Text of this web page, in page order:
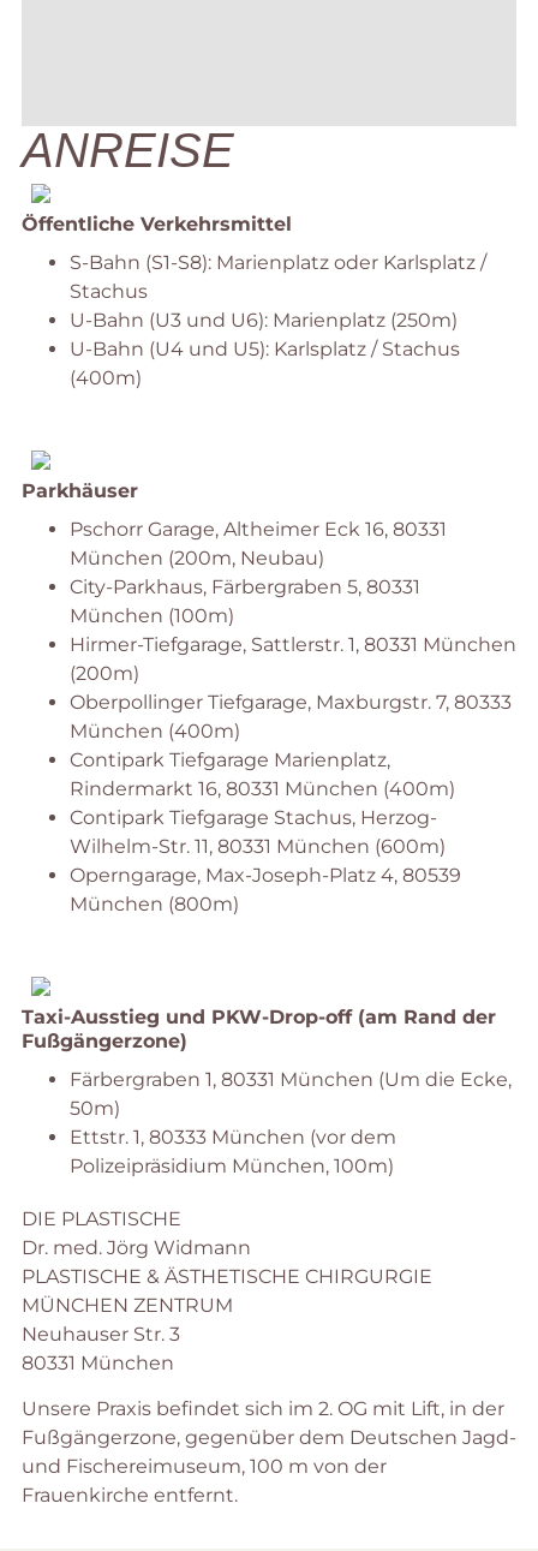
ANREISE
Öffentliche Verkehrsmittel
S-Bahn (S1-S8): Marienplatz oder Karlsplatz /
Stachus
U-Bahn (U3 und U6): Marienplatz (250m)
U-Bahn (U4 und U5): Karlsplatz / Stachus
(400m)
Parkhäuser
Pschorr Garage, Altheimer Eck 16, 80331
München (200m, Neubau)
City-Parkhaus, Färbergraben 5, 80331
München (100m)
Hirmer-Tiefgarage, Sattlerstr. 1, 80331 München
(200m)
Oberpollinger Tiefgarage, Maxburgstr. 7, 80333
München (400m)
Contipark Tiefgarage Marienplatz,
Rindermarkt 16, 80331 München (400m)
Contipark Tiefgarage Stachus, Herzog-
Wilhelm-Str. 11, 80331 München (600m)
Operngarage, Max-Joseph-Platz 4, 80539
München (800m)
Taxi-Ausstieg und PKW-Drop-off (am Rand der
Fußgängerzone)
Färbergraben 1, 80331 München (Um die Ecke,
50m)
Ettstr. 1, 80333 München (vor dem
Polizeipräsidium München, 100m)
DIE PLASTISCHE
Dr. med. Jörg Widmann
PLASTISCHE & ÄSTHETISCHE CHIRGURGIE
MÜNCHEN ZENTRUM
Neuhauser Str. 3
80331 München
Unsere Praxis befindet sich im 2. OG mit Lift, in der
Fußgängerzone, gegenüber dem Deutschen Jagd-
und Fischereimuseum, 100 m von der
Frauenkirche entfernt.